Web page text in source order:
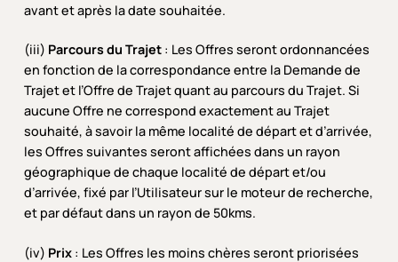
avant et après la date souhaitée.
(iii) Parcours du Trajet: Les Offres seront ordonnancées
en fonction de la correspondance entre la Demande de
Trajet et l’Offre de Trajet quant au parcours du Trajet. Si
aucune Offre ne correspond exactement au Trajet
souhaité, à savoir la même localité de départ et d’arrivée,
les Offres suivantes seront affichées dans un rayon
géographique de chaque localité de départ et/ou
d’arrivée, fixé par l’Utilisateur sur le moteur de recherche,
et par défaut dans un rayon de 50kms.
(iv) Prix: Les Offres les moins chères seront priorisées